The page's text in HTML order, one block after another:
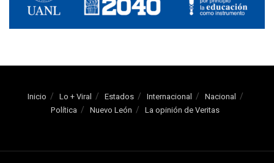
Inicio Lo + Viral Estados Internacional
Nacional
Política
Nuevo León La opinión de Veritas